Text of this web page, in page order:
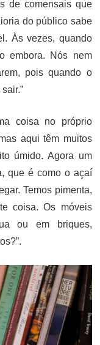
de comensais que
do público sabe
Às vezes, quando
embora. Nós nem
pois quando o
coisa no próprio
aqui têm muitos
úmido. Agora um
que é como o açaí
Temos pimenta,
coisa. Os móveis
ou em briques,